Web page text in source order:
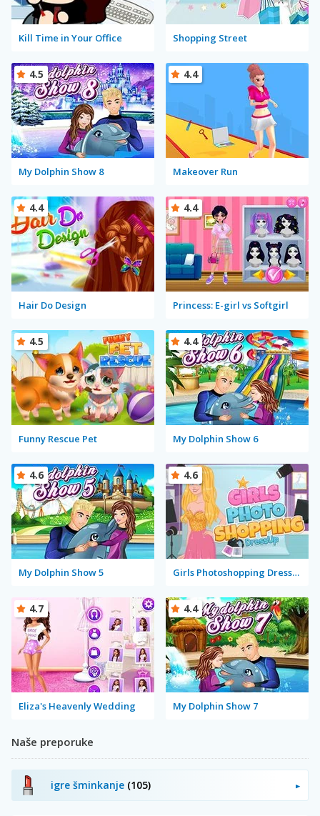
Kill Time in Your Office Shopping Street
My Dolphin Show 8
4.5
Makeover Run
4.4
Hair Do Design
4.4
Princess: E-girl vs Softgirl
4.4
Funny Rescue Pet
4.5
My Dolphin Show 6
4.4
My Dolphin Show 5
4.6
Girls Photoshopping Dressup
4.6
Eliza's Heavenly Wedding
4.7
My Dolphin Show 7
4.4
Naše preporuke
igre šminkanje (105)